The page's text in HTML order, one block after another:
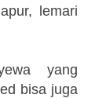
lemari
yang
bisa juga